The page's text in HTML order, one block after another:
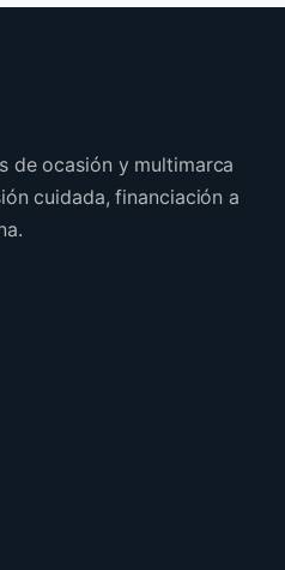
de ocasión y multimarca
cuidada, financiación a